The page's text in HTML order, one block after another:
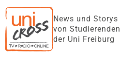
News und Storys
von Studierenden
der Uni Freiburg